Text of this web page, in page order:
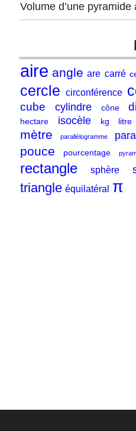
Volume d’une
aire angle are carré
cercle circonférence
cube cylindre cône
hectare isocèle kg litre
mètre parallélogramme
pouce pourcentage
rectangle sphère
triangle équilatéral π